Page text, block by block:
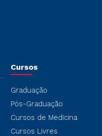
Cursos
Graduação
Pós-Graduação
Cursos de Medicina
Cursos Livres